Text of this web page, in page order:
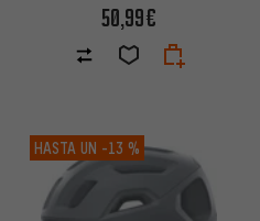
50,99€
HASTA UN -13 %